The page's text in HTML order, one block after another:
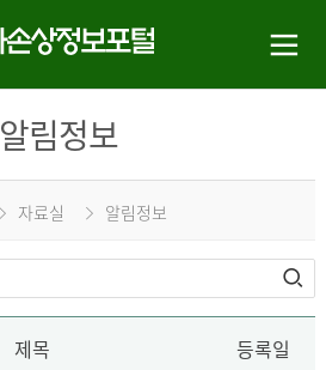
알림정보
자료실 알림정보
제목 등록일